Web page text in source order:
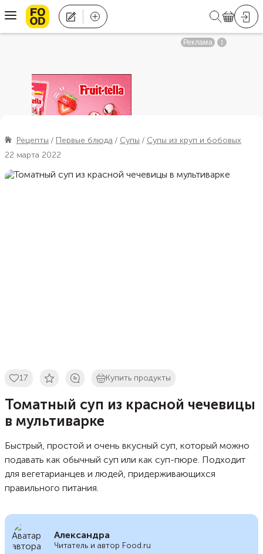
Рецепты Первые блюда Супы
Супы из круп и бобовых
22 марта 2022
17 Купить продукты
Томатный суп из красной чечевицы
в мультиварке
Быстрый, простой и очень вкусный суп, который можно
подавать как обычный суп или как суп-пюре. Подходит
для вегетарианцев и людей, придерживающихся
правильного питания.
Александра
Читатель и автор Food.ru